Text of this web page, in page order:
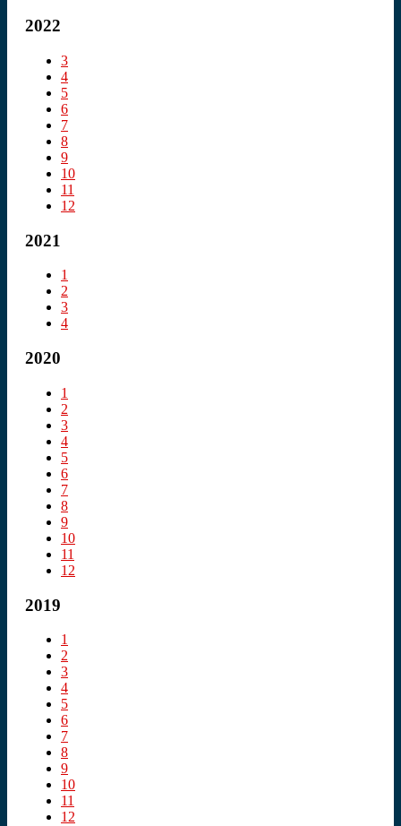
2022
3
4
5
6
7
8
9
10
11
12
2021
1
2
3
4
2020
1
2
3
4
5
6
7
8
9
10
11
12
2019
1
2
3
4
5
6
7
8
9
10
11
12